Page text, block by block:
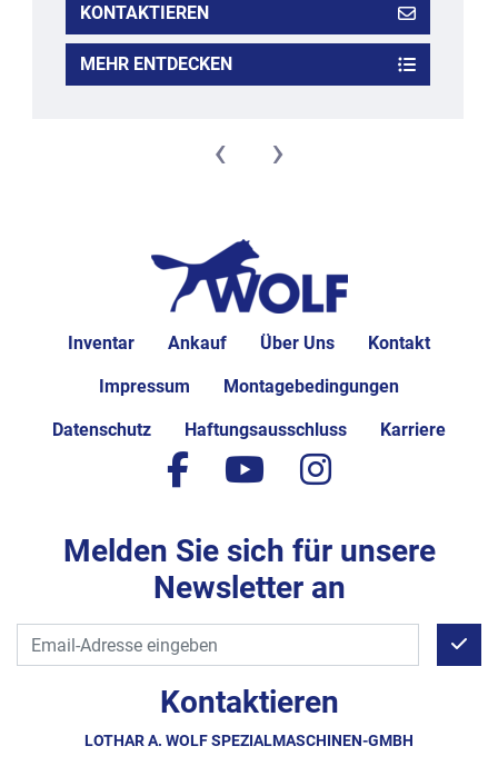
KONTAKTIEREN
MEHR ENTDECKEN
‹ ›
Inventar Ankauf Über Uns Kontakt
Impressum Montagebedingungen
Datenschutz Haftungsausschluss Karriere
Kontaktieren
LOTHAR A. WOLF SPEZIALMASCHINEN-GMBH
facebook
youtubeinstagram
Melden Sie sich für unsere
Newsletter an